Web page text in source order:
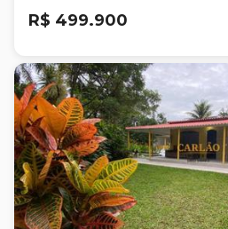
R$ 499.900